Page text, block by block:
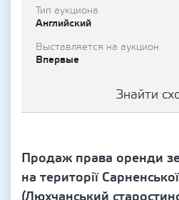
Тип аукциона
Английский
Выставляется на аукцион
Впервые
Знайти
Продаж права оренди
на території